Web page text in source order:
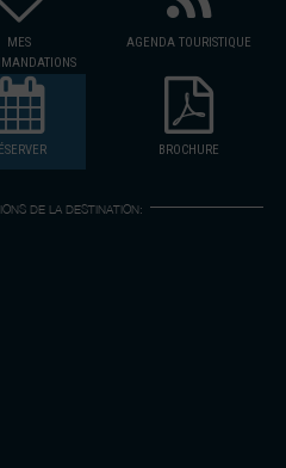
MES
AGENDA TOURISTIQUE
BROCHURE
DE LA DESTINATION: